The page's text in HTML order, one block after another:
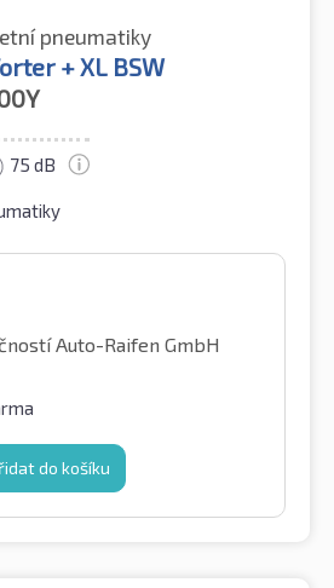
pneumatiky
+ XL BSW
75 dB
Auto-Raifen GmbH
do košíku